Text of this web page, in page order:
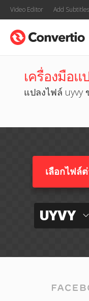
Video Editor Add
เครื่องมือแ
แปลงไฟล์ uyvy
เลือกไฟล์
UYVY